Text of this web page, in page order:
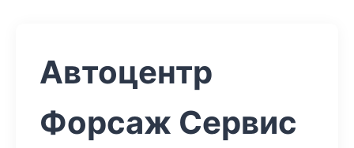
Автоцентр
Форсаж Сервис